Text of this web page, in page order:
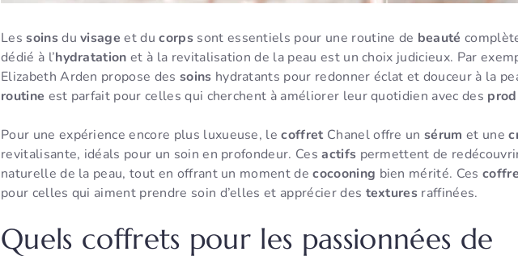
Lessoinsduvisage et ducorpssont essentiels pour une routine de beauté
dédié à l’hydratation et à la revitalisation de la peau est un choix judicieux. Par
Elizabeth Arden propose des soins hydratants pour redonner éclat et douceur à la
routine est parfait pour celles qui cherchent à améliorer leur quotidien avec des
Pour une expérience encore plus luxueuse, lecoffret Chanel offre unsérum et une
revitalisante, idéals pour un soin en profondeur. Cesactifs permettent de
naturelle de la peau, tout en offrant un moment decocooning bien mérité. Ces
pour celles qui aiment prendre soin d’elles et apprécier des textures raffinées.
Quels coffrets pour les passionnées de